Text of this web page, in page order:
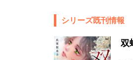
シリーズ既刊情報
双